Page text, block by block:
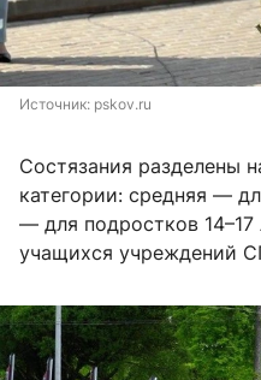
Источник: pskov.ru
Состязания разделены
категории: средняя —
— для подростков
учащихся учреждений